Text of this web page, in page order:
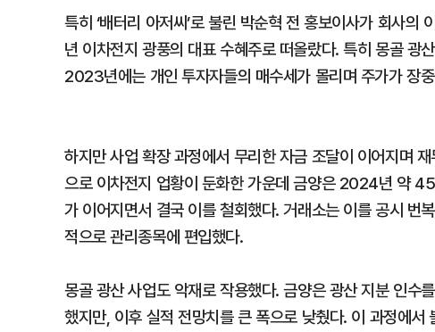
특히 ‘배터리 아저씨’로 불린 박순혁 전 홍보이사가 회사
년 이차전지 광풍의 대표 수혜주로 떠올랐다. 특히 몽골
2023년에는 개인 투자자들의 매수세가 몰리며 주가가 장
하지만 사업 확장 과정에서 무리한 자금 조달이 이어지며
으로 이차전지 업황이 둔화한 가운데 금양은 2024년 약
가 이어지면서 결국 이를 철회했다. 거래소는 이를 공시 번
적으로 관리종목에 편입했다.
몽골 광산 사업도 악재로 작용했다. 금양은 광산 지분 인수
했지만, 이후 실적 전망치를 큰 폭으로 낮췄다. 이 과정에